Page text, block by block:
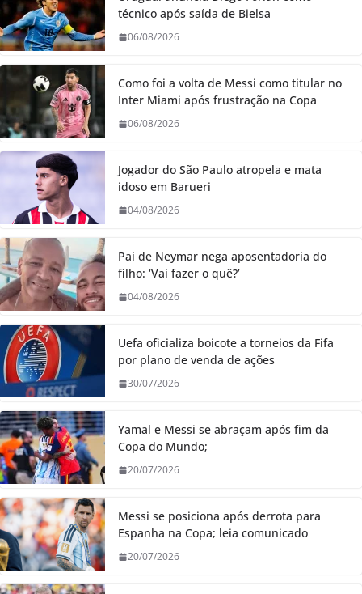
técnico após saída de Bielsa
06/08/2026
Como foi a volta de Messi como titular no
Inter Miami após frustração na Copa
06/08/2026
Jogador do São Paulo atropela e mata
idoso em Barueri
04/08/2026
Pai de Neymar nega aposentadoria do
filho: ‘Vai fazer o quê?’
04/08/2026
Uefa oficializa boicote a torneios da Fifa
por plano de venda de ações
30/07/2026
Yamal e Messi se abraçam após fim da
Copa do Mundo;
20/07/2026
Messi se posiciona após derrota para
Espanha na Copa; leia comunicado
20/07/2026